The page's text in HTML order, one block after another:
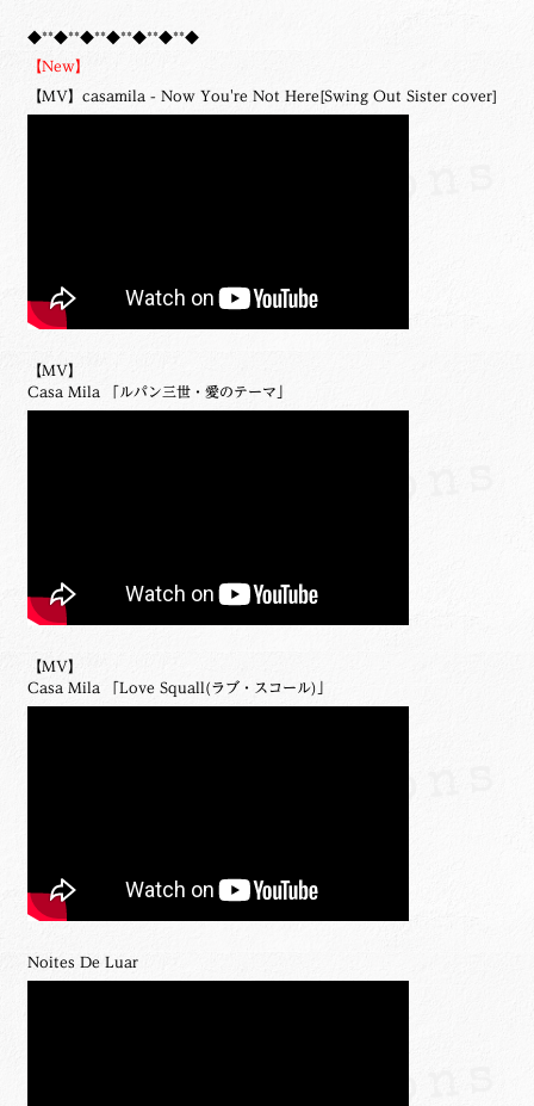
◆**◆**◆**◆**◆**◆**◆
【New】
【MV】casamila - Now You're Not Here[Swing Out Sister cover]
【MV】
Casa Mila 「ルパン三世・愛のテーマ」
【MV】
Casa Mila 「Love Squall(ラブ・スコール)」
Noites De Luar